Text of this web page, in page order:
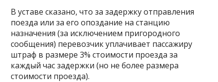
В уставе сказано, что за задержку отправления
поезда или за его опоздание на станцию
назначения (за исключением пригородного
сообщения) перевозчик уплачивает пассажиру
штраф в размере 3% стоимости проезда за
каждый час задержки (но не более размера
стоимости проезда).